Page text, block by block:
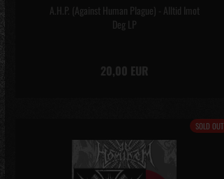
A.H.P. (Against Human Plague) - Alltid Imot
Deg LP
20,00 EUR
SOLD OUT